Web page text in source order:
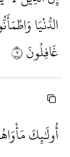
الدُّنْيَا
غَافِلُونَ٧
أُولَٰئِكَ